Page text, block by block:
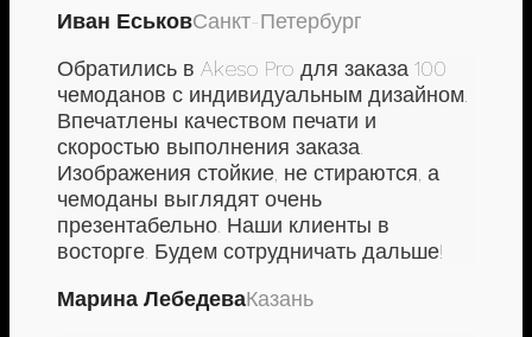
Иван ЕськовСанкт-Петербург
Обратились в Akeso Pro для заказа 100
чемоданов с индивидуальным дизайном.
Впечатлены качеством печати и
скоростью выполнения заказа.
Изображения стойкие, не стираются, а
чемоданы выглядят очень
презентабельно. Наши клиенты в
восторге. Будем сотрудничать дальше!
Марина ЛебедеваКазань